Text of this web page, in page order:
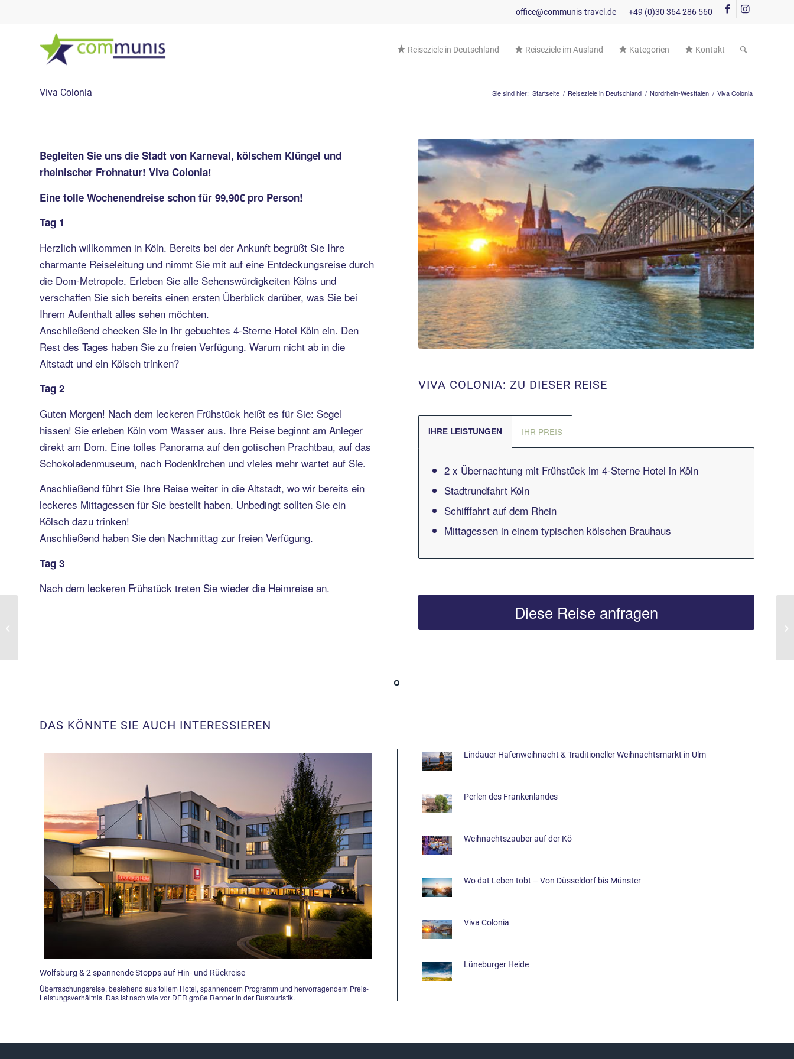
office@communis-travel.de+49 (0)30 364 286 560
Reiseziele in Deutschland Reiseziele im Ausland Kategorien Kontakt
Viva Colonia Sie sind hier: Startseite / Reiseziele in Deutschland / Nordrhein-Westfalen / Viva Colonia
Begleiten Sie uns die Stadt von Karneval, kölschem Klüngel und
rheinischer Frohnatur! Viva Colonia!
Eine tolle Wochenendreise schon für 99,90€ pro Person!
Tag 1
Herzlich willkommen in Köln. Bereits bei der Ankunft begrüßt Sie Ihre
charmante Reiseleitung und nimmt Sie mit auf eine Entdeckungsreise durch
die Dom-Metropole. Erleben Sie alle Sehenswürdigkeiten Kölns und
verschaffen Sie sich bereits einen ersten Überblick darüber, was Sie bei
Ihrem Aufenthalt alles sehen möchten.
Anschließend checken Sie in Ihr gebuchtes 4-Sterne Hotel Köln ein. Den
Rest des Tages haben Sie zu freien Verfügung. Warum nicht ab in die
Altstadt und ein Kölsch trinken?
Tag 2
Guten Morgen! Nach dem leckeren Frühstück heißt es für Sie: Segel
hissen! Sie erleben Köln vom Wasser aus. Ihre Reise beginnt am Anleger
direkt am Dom. Eine tolles Panorama auf den gotischen Prachtbau, auf das
Schokoladenmuseum, nach Rodenkirchen und vieles mehr wartet auf Sie.
Anschließend führt Sie Ihre Reise weiter in die Altstadt, wo wir bereits ein
leckeres Mittagessen für Sie bestellt haben. Unbedingt sollten Sie ein
Kölsch dazu trinken!
Anschließend haben Sie den Nachmittag zur freien Verfügung.
Tag 3
Nach dem leckeren Frühstück treten Sie wieder die Heimreise an.
VIVA COLONIA: ZU DIESER REISE
IHRE LEISTUNGEN IHR PREIS
2 x Übernachtung mit Frühstück im 4-Sterne Hotel in Köln
Stadtrundfahrt Köln
Schifffahrt auf dem Rhein
Mittagessen in einem typischen kölschen Brauhaus
Diese Reise anfragen
DAS KÖNNTE SIE AUCH INTERESSIEREN
Wolfsburg & 2 spannende Stopps auf Hin- und Rückreise
Überraschungsreise, bestehend aus tollem Hotel, spannendem Programm und hervorragendem Preis-
Leistungsverhältnis. Das ist nach wie vor DER große Renner in der Bustouristik.
Lindauer Hafenweihnacht & Traditioneller Weihnachtsmarkt in Ulm
Perlen des Frankenlandes
Weihnachtszauber auf der Kö
Wo dat Leben tobt – Von Düsseldorf bis Münster
Viva Colonia
Lüneburger Heide